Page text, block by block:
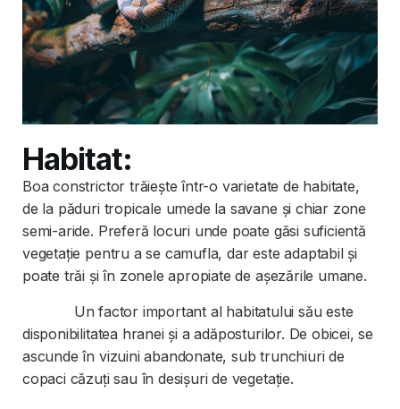
Habitat:
Boa constrictor trăiește într-o varietate de habitate,
de la păduri tropicale umede la savane și chiar zone
semi-aride. Preferă locuri unde poate găsi suficientă
vegetație pentru a se camufla, dar este adaptabil și
poate trăi și în zonele apropiate de așezările umane.
Un factor important al habitatului său este
disponibilitatea hranei și a adăposturilor. De obicei, se
ascunde în vizuini abandonate, sub trunchiuri de
copaci căzuți sau în desișuri de vegetație.